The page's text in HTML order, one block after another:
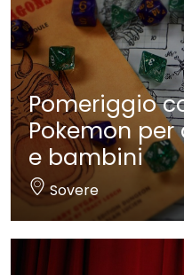
Pomeriggio
Pokemon
e bambini
Sovere